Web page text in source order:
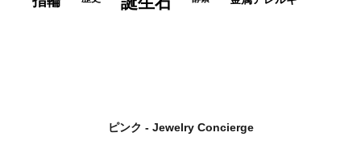
ピンク - Jewelry Concierge